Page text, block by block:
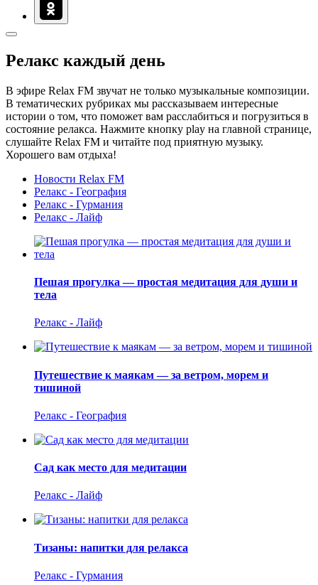
Релакс каждый день
В эфире Relax FM звучат не только музыкальные композиции.
В тематических рубриках мы рассказываем интересные
истории о том, что поможет вам расслабиться и погрузиться в
состояние релакса. Нажмите кнопку play на главной странице,
слушайте Relax FM и читайте под приятную музыку.
Хорошего вам отдыха!
Новости Relax FM
Релакс - География
Релакс - Гурмания
Релакс - Лайф
Пешая прогулка — простая медитация для души и
тела
Релакс - Лайф
Путешествие к маякам — за ветром, морем и
тишиной
Релакс - География
Сад как место для медитации
Релакс - Лайф
Тизаны: напитки для релакса
Релакс - Гурмания